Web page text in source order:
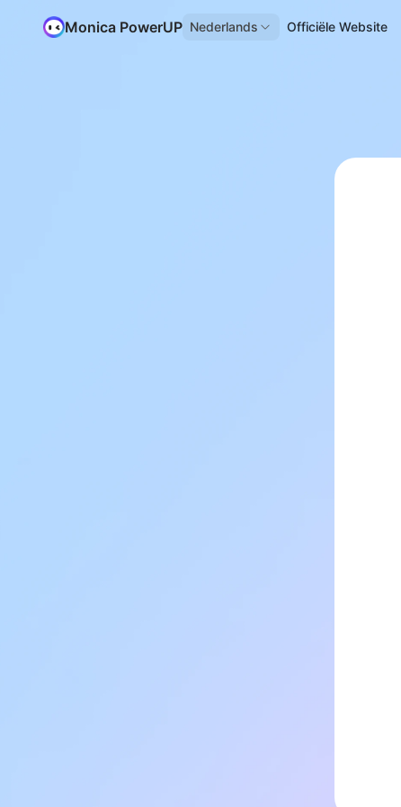
Monica PowerUP Nederlands Officiële Website